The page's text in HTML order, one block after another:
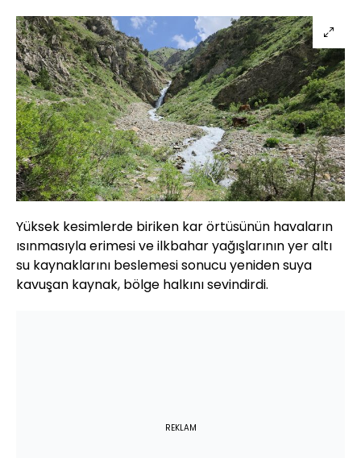
Yüksek kesimlerde biriken kar örtüsünün havaların
ısınmasıyla erimesi ve ilkbahar yağışlarının yer altı
su kaynaklarını beslemesi sonucu yeniden suya
kavuşan kaynak, bölge halkını sevindirdi.
REKLAM